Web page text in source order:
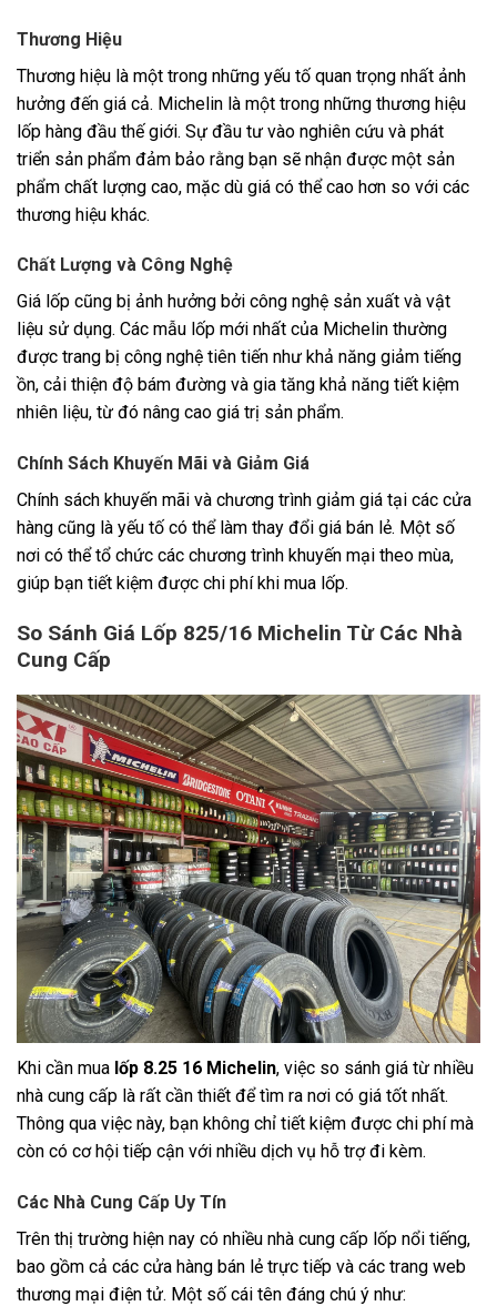
Thương Hiệu
Thương hiệu là một trong những yếu tố quan trọng nhất ảnh
hưởng đến giá cả. Michelin là một trong những thương hiệu
lốp hàng đầu thế giới. Sự đầu tư vào nghiên cứu và phát
triển sản phẩm đảm bảo rằng bạn sẽ nhận được một sản
phẩm chất lượng cao, mặc dù giá có thể cao hơn so với các
thương hiệu khác.
Chất Lượng và Công Nghệ
Giá lốp cũng bị ảnh hưởng bởi công nghệ sản xuất và vật
liệu sử dụng. Các mẫu lốp mới nhất của Michelin thường
được trang bị công nghệ tiên tiến như khả năng giảm tiếng
ồn, cải thiện độ bám đường và gia tăng khả năng tiết kiệm
nhiên liệu, từ đó nâng cao giá trị sản phẩm.
Chính Sách Khuyến Mãi và Giảm Giá
Chính sách khuyến mãi và chương trình giảm giá tại các cửa
hàng cũng là yếu tố có thể làm thay đổi giá bán lẻ. Một số
nơi có thể tổ chức các chương trình khuyến mại theo mùa,
giúp bạn tiết kiệm được chi phí khi mua lốp.
So Sánh Giá Lốp 825/16 Michelin Từ Các Nhà
Cung Cấp
Khi cần mua lốp 8.25 16 Michelin, việc so sánh giá từ nhiều
nhà cung cấp là rất cần thiết để tìm ra nơi có giá tốt nhất.
Thông qua việc này, bạn không chỉ tiết kiệm được chi phí mà
còn có cơ hội tiếp cận với nhiều dịch vụ hỗ trợ đi kèm.
Các Nhà Cung Cấp Uy Tín
Trên thị trường hiện nay có nhiều nhà cung cấp lốp nổi tiếng,
bao gồm cả các cửa hàng bán lẻ trực tiếp và các trang web
thương mại điện tử. Một số cái tên đáng chú ý như: